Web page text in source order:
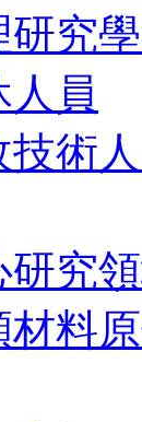
研究
人員
技術
研究
材料